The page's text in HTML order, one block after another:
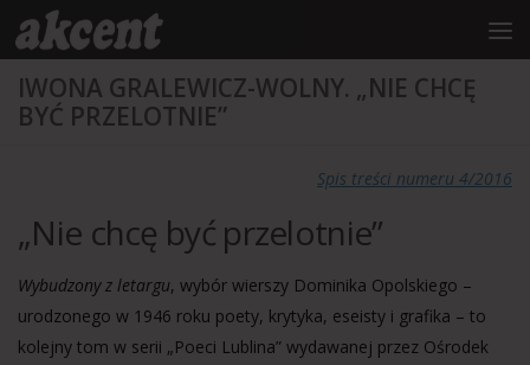
treści
Przejdź do treści
IWONA GRALEWICZ-WOLNY. „NIE CHCĘ
BYĆ PRZELOTNIE”
Spis treści numeru 4/2016
„Nie chcę być przelotnie”
Wybudzony z letargu, wybór wierszy Dominika Opolskiego –
urodzonego w 1946 roku poety, krytyka, eseisty i grafika – to
kolejny tom w serii „Poeci Lublina” wydawanej przez Ośrodek